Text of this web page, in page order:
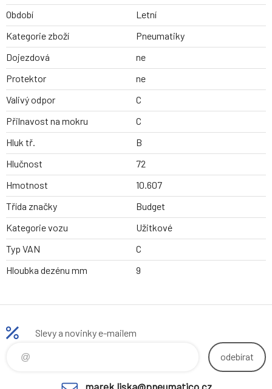
Období
Letní
Kategorie zboží
Pneumatiky
Dojezdová
ne
Protektor
ne
Valivý odpor
C
Přilnavost na mokru
C
Hluk tř.
B
Hlučnost
72
Hmotnost
10.607
Třída značky
Budget
Kategorie vozu
Užitkové
Typ VAN
C
Hloubka dezénu mm
9
Slevy a novinky e-mailem
odebírat